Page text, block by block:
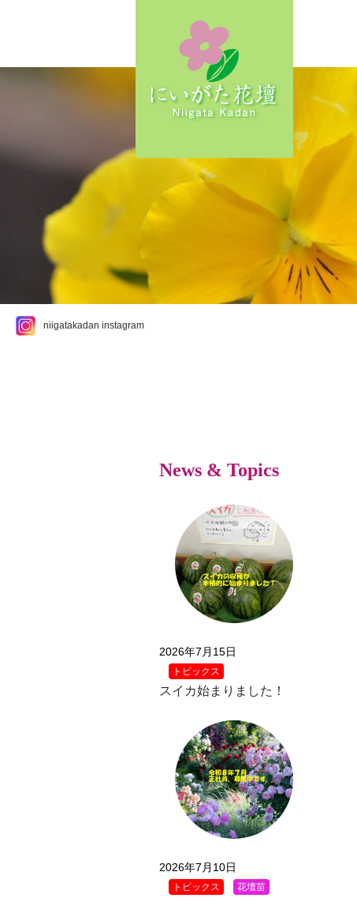
niigatakadan instagram
News & Topics
2026年7月15日
トピックス
スイカ始まりました！
2026年7月10日
トピックス 花壇苗